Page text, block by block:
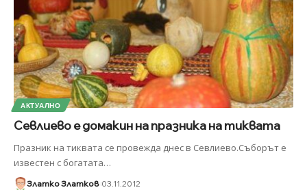
АКТУАЛНО
Севлиево е домакин на празника на тиквата
Празник на тиквата се провежда днес в Севлиево.Съборът е
известен с богатата…
Златко Златков 03.11.2012